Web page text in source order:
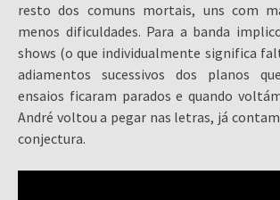
resto dos comuns mortais, uns com
menos dificuldades. Para a banda
shows (o que individualmente significa
adiamentos sucessivos dos planos
ensaios ficaram parados e quando
André voltou a pegar nas letras, já
conjectura.